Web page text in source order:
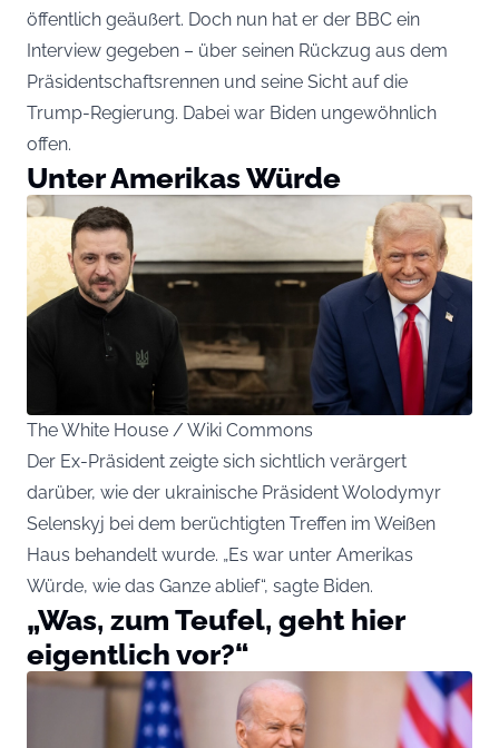
öffentlich geäußert. Doch nun hat er der BBC ein
Interview gegeben – über seinen Rückzug aus dem
Präsidentschaftsrennen und seine Sicht auf die
Trump-Regierung. Dabei war Biden ungewöhnlich
offen.
Unter Amerikas Würde
The White House / Wiki Commons
Der Ex-Präsident zeigte sich sichtlich verärgert
darüber, wie der ukrainische Präsident Wolodymyr
Selenskyj bei dem berüchtigten Treffen im Weißen
Haus behandelt wurde. „Es war unter Amerikas
Würde, wie das Ganze ablief“, sagte Biden.
„Was, zum Teufel, geht hier
eigentlich vor?“